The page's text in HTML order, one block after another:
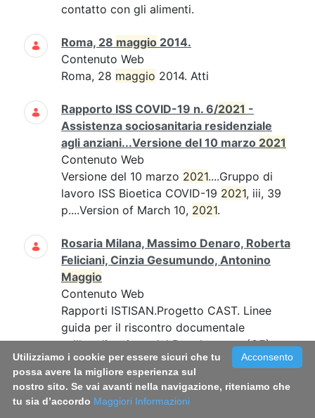
contatto con gli alimenti.
Roma, 28 maggio 2014.
Contenuto Web
Roma, 28 maggio 2014. Atti
Rapporto ISS COVID-19 n. 6/2021 -
Assistenza sociosanitaria residenziale
agli anziani...Versione del 10 marzo 2021
Contenuto Web
Versione del 10 marzo 2021....Gruppo di
lavoro ISS Bioetica COVID-19 2021, iii, 39
p....Version of March 10, 2021.
Rosaria Milana, Massimo Denaro, Roberta
Feliciani, Cinzia Gesumundo, Antonino
Maggio
Contenuto Web
Rapporti ISTISAN.Progetto CAST. Linee
guida per il riscontro documentale
sull'applicazione del Regolamento (CE)
2023/2006. Vernici, adesivi e inchiostri da
stampa.
Vietri sul Mare, Salerno, 31
Acconsento
Utilizziamo i cookie per essere sicuri che tu
possa avere la migliore esperienza sul
nostro sito. Se vai avanti nella navigazione, riteniamo che
tu sia d’accordo Maggiori Informazioni